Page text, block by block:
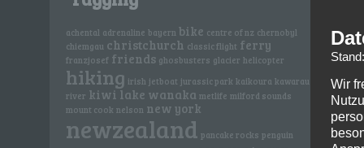
achental adrenaline bayern bike centre of nz chernobyl
chiemgau christchurch classic flight ferry
franzjosef friends ghosbusters glacier helicopter
hiking irish jetboat jurassic park kaikoura kawarau
river kiwi lake wanaka metlife milford sounds
mount cook nelson new york
newzealand pancake rocks penguin
Wir